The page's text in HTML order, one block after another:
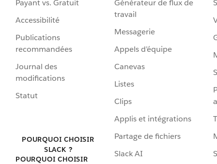
Payant vs. Gratuit
Accessibilité
Publications
recommandées
Journal des
modifications
Statut
POURQUOI CHOISIR
SLACK ?
POURQUOI CHOISIR
Générateur de flux de
travail
Messagerie
Appels d’équipe
Canevas
Listes
Clips
Applis et intégrations
Partage de fichiers
Slack AI